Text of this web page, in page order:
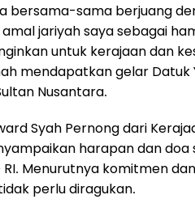
bersama-sama berjuang
jariyah saya sebagai
untuk kerajaan dan
mendapatkan gelar Datuk
Nusantara.
Syah Pernong dari
harapan dan doa
Menurutnya komitmen
perlu diragukan.